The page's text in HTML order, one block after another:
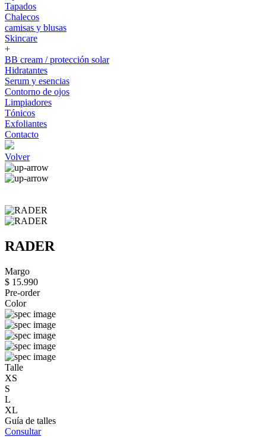
Tapados
Chalecos
camisas y blusas
Skincare
+
BB cream / protección solar
Hidratantes
Serum y esencias
Contorno de ojos
Limpiadores
Tónicos
Exfoliantes
Contacto
Volver
RADER
Margo
$ 15.990
Pre-order
Color
Talle
XS
S
L
XL
Guía de talles
Consultar